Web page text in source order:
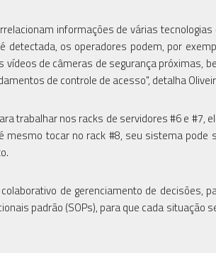
informações de várias tecnologias
os operadores podem, por
de câmeras de segurança próximas,
de controle de acesso", detalha
trabalhar nos racks de servidores #6 e #7,
mesmo tocar no rack #8, seu sistema pode
de gerenciamento de decisões,
padrão (SOPs), para que cada situação